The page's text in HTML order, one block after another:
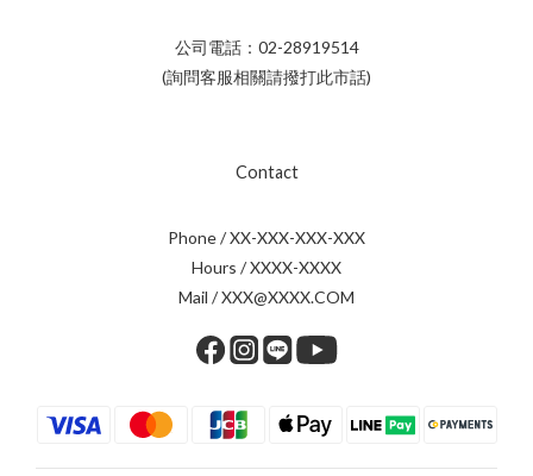
公司電話：02-28919514
(詢問客服相關請撥打此市話)
Contact
Phone / XX-XXX-XXX-XXX
Hours / XXXX-XXXX
Mail / XXX@XXXX.COM